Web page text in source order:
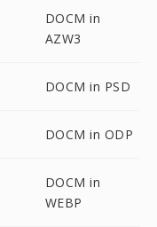
DOCM in
AZW3
DOCM in PSD
DOCM in ODP
DOCM in
WEBP